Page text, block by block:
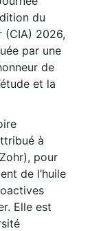
du
(CIA) 2026,
par une
de
et la
à
pour
de l’huile
Elle est